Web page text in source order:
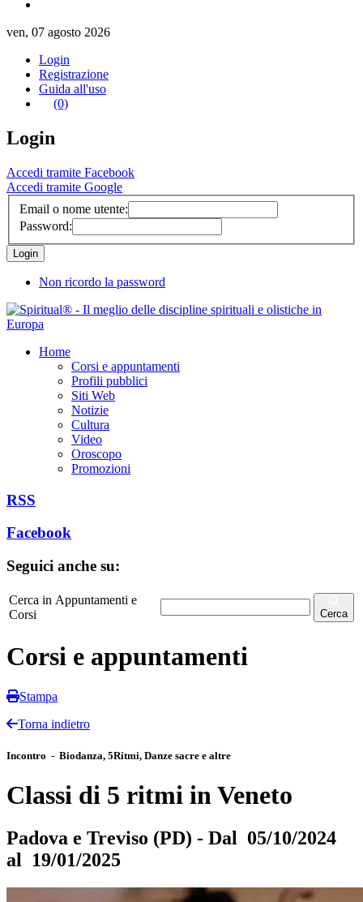
ven, 07 agosto 2026
Login
Registrazione
Guida all'uso
(0)
Login
Accedi tramite Facebook
Accedi tramite Google
Email o nome utente:
Password:
Non ricordo la password
Home
Corsi e appuntamenti
Profili pubblici
Siti Web
Notizie
Cultura
Video
Oroscopo
Promozioni
RSS
Facebook
Seguici anche su:
Cerca in Appuntamenti e
Corsi
Cerca
Corsi e appuntamenti
Stampa
Torna indietro
Incontro - Biodanza, 5Ritmi, Danze sacre e altre
Classi di 5 ritmi in Veneto
Padova e Treviso (PD) - Dal 05/10/2024
al 19/01/2025